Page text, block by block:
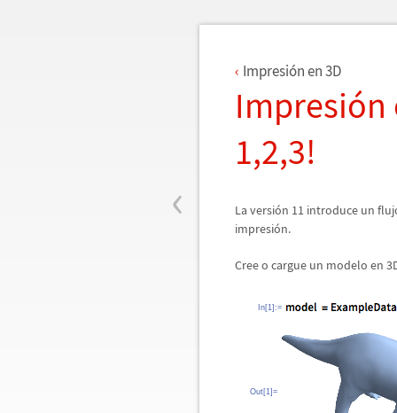
‹
Impresión en 3D
Impresión
1,2,3!
La versión 11 introduce un
impresión.
Cree o cargue un modelo en
In[1]:=
Out[1]=